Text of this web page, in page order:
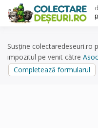
content
Susține colectaredeseuri.ro
impozitul pe venit către
Completează formularul